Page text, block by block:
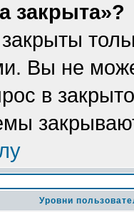
закрыта»?
Вы не
в
Уровни